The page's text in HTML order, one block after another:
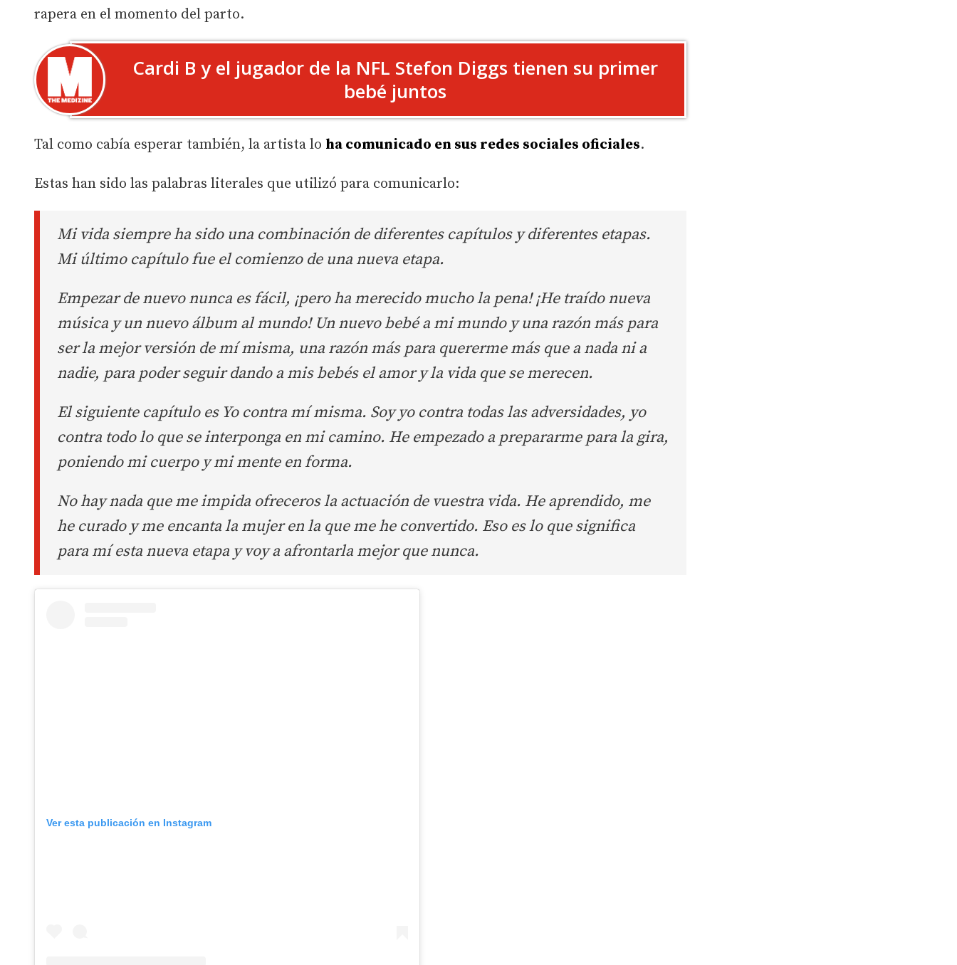
rapera en el momento del parto.
Cardi B y el jugador de la NFL Stefon Diggs tienen su primer
bebé juntos
Tal como cabía esperar también, la artista lo ha comunicado en sus redes sociales oficiales.
Estas han sido las palabras literales que utilizó para comunicarlo:
Mi vida siempre ha sido una combinación de diferentes capítulos y diferentes etapas.
Mi último capítulo fue el comienzo de una nueva etapa.
Empezar de nuevo nunca es fácil, ¡pero ha merecido mucho la pena! ¡He traído nueva
música y un nuevo álbum al mundo! Un nuevo bebé a mi mundo y una razón más para
ser la mejor versión de mí misma, una razón más para quererme más que a nada ni a
nadie, para poder seguir dando a mis bebés el amor y la vida que se merecen.
El siguiente capítulo es Yo contra mí misma. Soy yo contra todas las adversidades, yo
contra todo lo que se interponga en mi camino. He empezado a prepararme para la gira,
poniendo mi cuerpo y mi mente en forma.
No hay nada que me impida ofreceros la actuación de vuestra vida. He aprendido, me
he curado y me encanta la mujer en la que me he convertido. Eso es lo que significa
para mí esta nueva etapa y voy a afrontarla mejor que nunca.
Ver esta publicación en Instagram